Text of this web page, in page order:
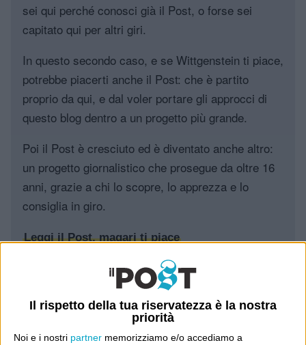
Il rispetto della tua riservatezza è la nostra
priorità
Noi e i nostri partner memorizziamo e/o accediamo a
sei qui perché conosci già il Post, o forse sei
capitato qui per altri giri.
In questo secondo caso, e se Wittgenstein ti piace,
potrebbe piacerti anche il Post: che è partito
proprio da qui, e dal voler portare gli approcci di
questo blog dentro a un progetto più grande.
Poi il Post è cresciuto ed è diventato anche altro:
un progetto giornalistico che prosegue da oltre 16
anni, grazie a chi lo scopre, lo apprezza e lo
consiglia in giro.
Leggi il Post, magari ti piace